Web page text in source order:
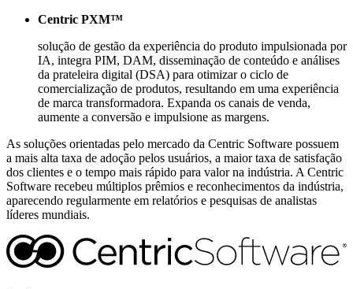
Centric PXM™
solução de gestão da experiência do produto impulsionada por
IA, integra PIM, DAM, disseminação de conteúdo e análises
da prateleira digital (DSA) para otimizar o ciclo de
comercialização de produtos, resultando em uma experiência
de marca transformadora. Expanda os canais de venda,
aumente a conversão e impulsione as margens.
As soluções orientadas pelo mercado da Centric Software possuem
a mais alta taxa de adoção pelos usuários, a maior taxa de satisfação
dos clientes e o tempo mais rápido para valor na indústria. A Centric
Software recebeu múltiplos prêmios e reconhecimentos da indústria,
aparecendo regularmente em relatórios e pesquisas de analistas
líderes mundiais.